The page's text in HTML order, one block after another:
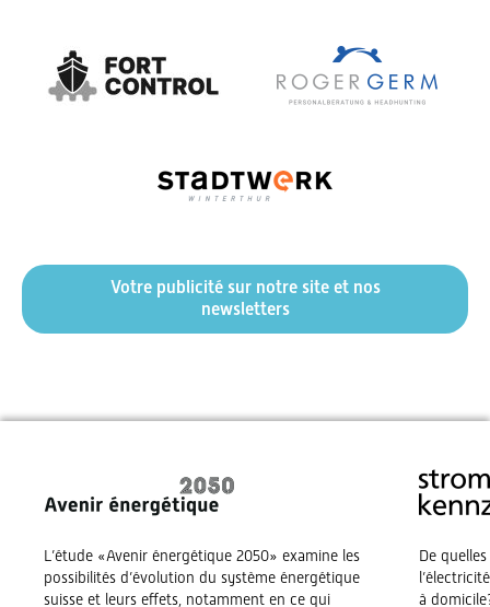
Votre publicité sur notre site et nos
newsletters
L’étude «Avenir énergétique 2050» examine les
possibilités d’évolution du système énergétique
suisse et leurs effets, notamment en ce qui
De
à